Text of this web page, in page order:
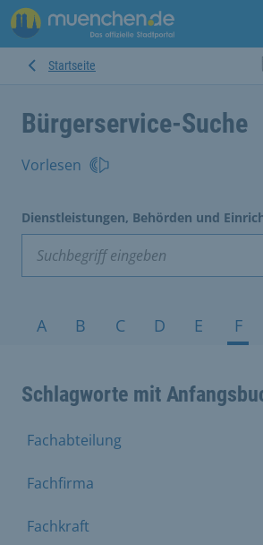
Startseite
Bürgerservice-Suche
Vorlesen
Dienstleistungen, Behörden und
Service nach Alphabet
A B C D E F
Schlagworte mit
Fachabteilung
Fachfirma
Fachkraft